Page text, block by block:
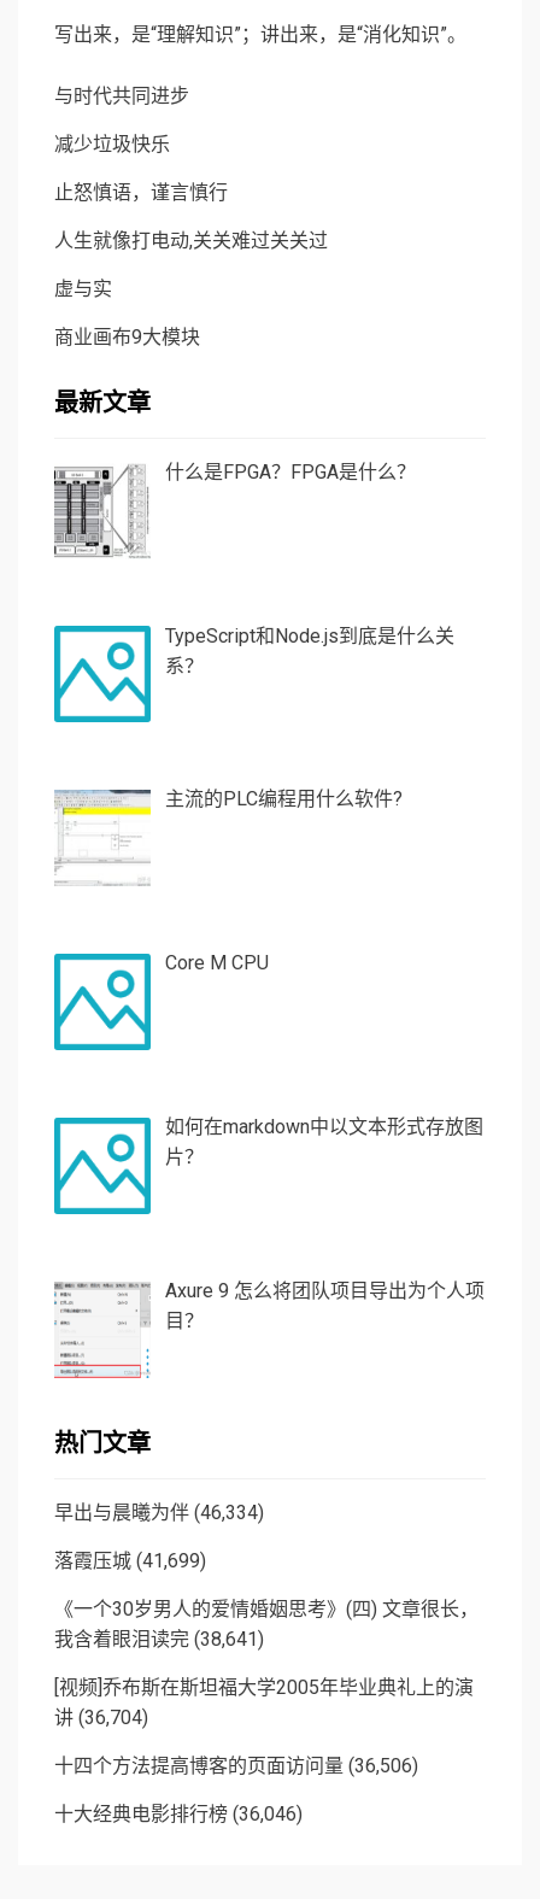
写出来，是“理解知识”；讲出来，是“消化知识”。
与时代共同进步
减少垃圾快乐
止怒慎语，谨言慎行
人生就像打电动,关关难过关关过
虚与实
商业画布9大模块
最新文章
什么是FPGA？FPGA是什么？
TypeScript和Node.js到底是什么关
系？
主流的PLC编程用什么软件?
Core M CPU
如何在markdown中以文本形式存放图
片？
Axure 9 怎么将团队项目导出为个人项
目？
热门文章
早出与晨曦为伴 (46,334)
落霞压城 (41,699)
《一个30岁男人的爱情婚姻思考》(四) 文章很长，
我含着眼泪读完 (38,641)
[视频]乔布斯在斯坦福大学2005年毕业典礼上的演
讲 (36,704)
十四个方法提高博客的页面访问量 (36,506)
十大经典电影排行榜 (36,046)